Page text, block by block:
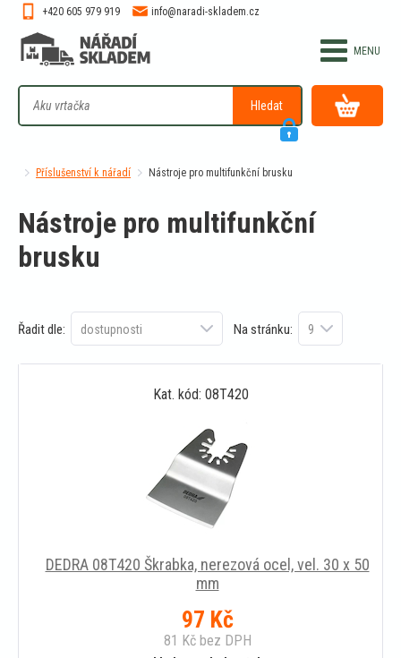
Hledat
+420 605 979 919 info@naradi-skladem.cz
Příslušenství k nářadí Nástroje pro multifunkční brusku
Nástroje pro multifunkční
brusku
Řadit dle: Na stránku:
Kat. kód: 08T420
DEDRA 08T420 Škrabka, nerezová ocel, vel. 30 x 50
mm
97 Kč
81 Kčbez DPH